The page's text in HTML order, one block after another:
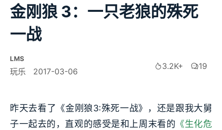
金刚狼 3：一只老狼的殊死
一战
LMS
玩乐 2017-03-06
3.2K+ 19
昨天去看了《金刚狼3:殊死一战》，还是跟我大舅
子一起去的，直观的感受是和上周末看的 《生化危